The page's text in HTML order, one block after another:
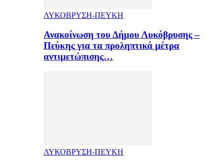
ΛΥΚΟΒΡΥΣΗ-ΠΕΥΚΗ
Ανακοίνωση του Δήμου Λυκόβρυσης –
Πεύκης για τα προληπτικά μέτρα
αντιμετώπισης…
ΛΥΚΟΒΡΥΣΗ-ΠΕΥΚΗ